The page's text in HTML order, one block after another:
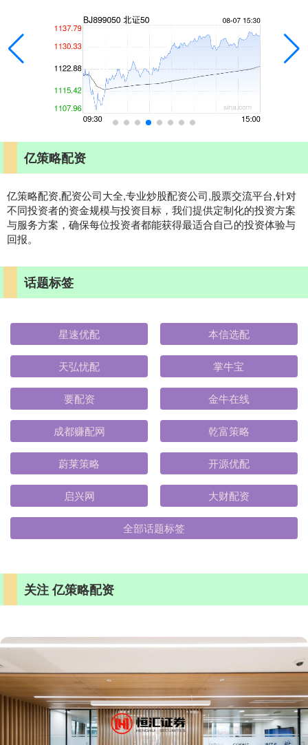
亿策略配资
亿策略配资,配资公司大全,专业炒股配资公司,股票交流平台,针对
不同投资者的资金规模与投资目标，我们提供定制化的投资方案
与服务方案，确保每位投资者都能获得最适合自己的投资体验与
回报。
话题标签
星速优配 本信选配
天弘忧配 掌牛宝
要配资 金牛在线
成都赚配网 乾富策略
蔚莱策略 开源优配
启兴网 大财配资
全部话题标签
关注 亿策略配资